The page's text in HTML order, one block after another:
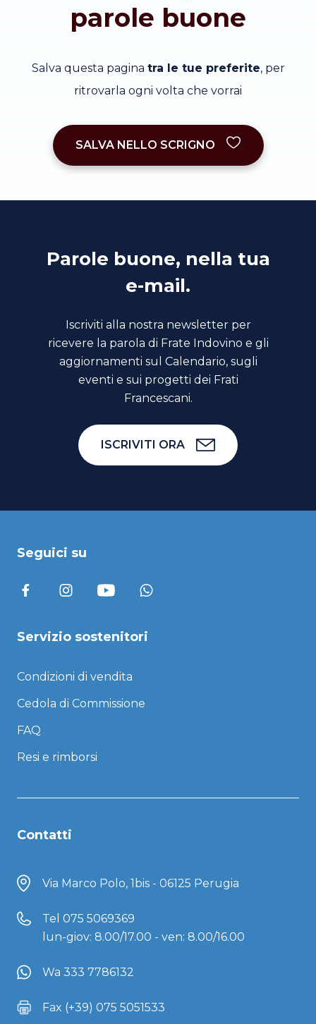
parole buone
Salva questa pagina tra le tue preferite, per
ritrovarla ogni volta che vorrai
SALVA NELLO SCRIGNO
Parole buone, nella tua
e-mail.
Iscriviti alla nostra newsletter per
ricevere la parola di Frate Indovino e gli
aggiornamenti sul Calendario, sugli
eventi e sui progetti dei Frati
Francescani.
ISCRIVITI ORA
Seguici su
Servizio sostenitori
Condizioni di vendita
Cedola di Commissione
FAQ
Resi e rimborsi
Contatti
Via Marco Polo, 1bis - 06125 Perugia
Tel 075 5069369
lun-giov: 8.00/17.00 - ven: 8.00/16.00
Wa 333 7786132
Fax (+39) 075 5051533